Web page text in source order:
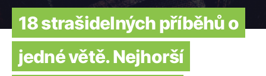
18 strašidelných příběhů o
jedné větě. Nejhorší